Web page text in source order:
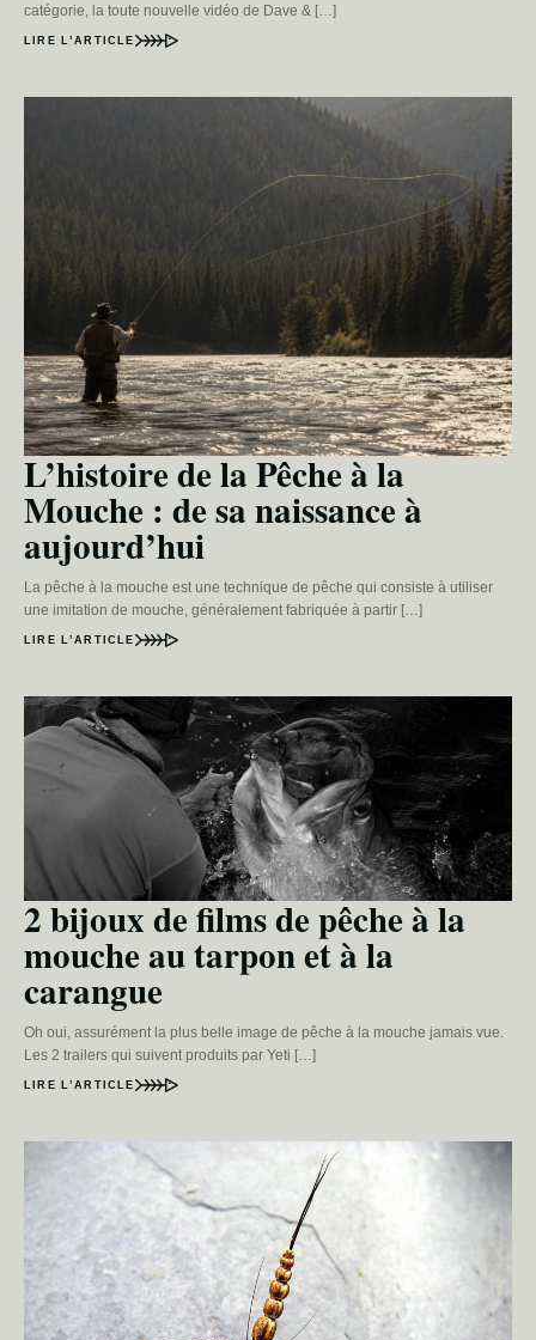
catégorie, la toute nouvelle vidéo de Dave & […]
LIRE L’ARTICLE
L’histoire de la Pêche à la
Mouche : de sa naissance à
aujourd’hui
La pêche à la mouche est une technique de pêche qui consiste à utiliser
une imitation de mouche, généralement fabriquée à partir […]
LIRE L’ARTICLE
2 bijoux de films de pêche à la
mouche au tarpon et à la
carangue
Oh oui, assurément la plus belle image de pêche à la mouche jamais vue.
Les 2 trailers qui suivent produits par Yeti […]
LIRE L’ARTICLE